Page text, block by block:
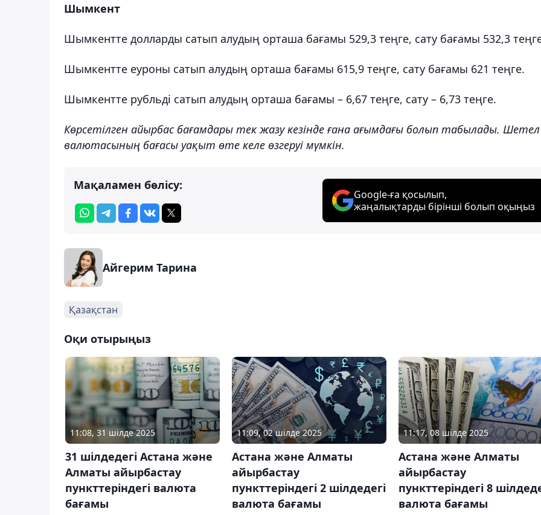
Шымкент
Шымкентте долларды сатып алудың орташа бағамы 529,3 теңге, сату бағамы 532,3
Шымкентте еуроны сатып алудың орташа бағамы 615,9 теңге, сату бағамы 621 теңге.
Шымкентте рубльді сатып алудың орташа бағамы – 6,67 теңге, сату – 6,73 теңге.
Көрсетілген айырбас бағамдары тек жазу кезінде ғана ағымдағы болып табылады. Шетел
валютасының бағасы уақыт өте келе өзгеруі мүмкін.
Мақаламен бөлісу:
Google-ға қосылып,
жаңалықтарды бірінші болып оқыңыз
Айгерим Тарина
Қазақстан
Оқи отырыңыз
11:08, 31 шілде 2025
31 шілдедегі Астана және
Алматы айырбастау
пункттеріндегі валюта
бағамы
11:09, 02 шілде 2025
Астана және Алматы
айырбастау
пункттеріндегі 2 шілдедегі
валюта бағамы
11:17, 08 шілде 2025
Астана және Алматы
айырбастау
пункттеріндегі 8
валюта бағамы